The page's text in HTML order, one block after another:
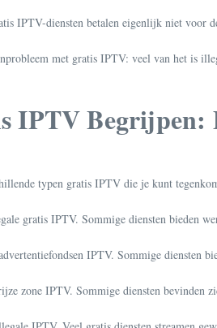
IPTV-diensten betalen eigenlijk niet voor
met gratis IPTV: veel van het is
IPTV Begrijpen:
typen gratis IPTV die je kunt
gratis IPTV. Sommige diensten bieden
IPTV. Sommige diensten
zone IPTV. Sommige diensten